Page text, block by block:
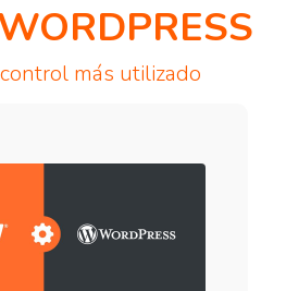
más utilizado